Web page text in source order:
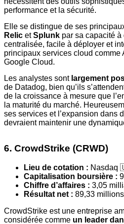
performance et la sécurité.
Elle se distingue de ses
Relic etSplunk par sa capacité
centralisée, facile à déployer et
principaux services cloud comme
Google Cloud.
Les analystes sont largement
de Datadog, bien qu’ils
de la croissance à mesure que
la maturité du marché.
ses services et l’expansion dans
devraient maintenir une
6. CrowdStrike (CRWD)
Lieu de cotation :
Capitalisation boursière :
Chiffre d’affaires : 3,05
Résultat net : 89,33
CrowdStrike est une entreprise
considérée comme un leader